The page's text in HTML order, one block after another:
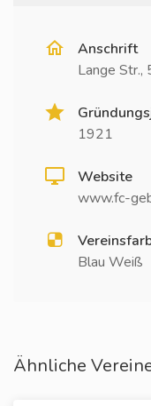
Anschrift
Lange
1921
Website
www.fc-
Blau Weiß
Ähnliche